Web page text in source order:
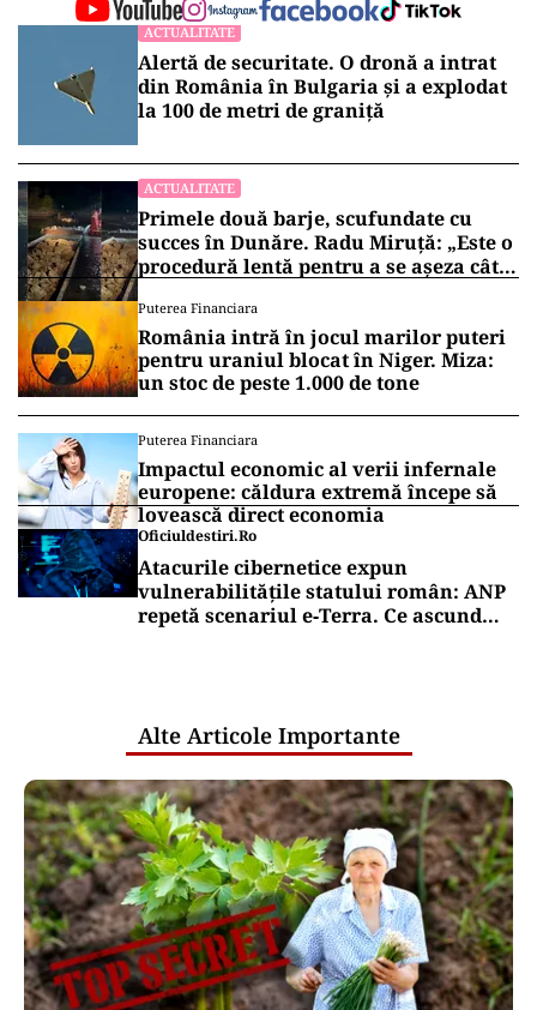
ACTUALITATE
Alertă de securitate. O dronă a intrat
din România în Bulgaria şi a explodat
la 100 de metri de graniţă
ACTUALITATE
Primele două barje, scufundate cu
succes în Dunăre. Radu Miruță: „Este o
procedură lentă pentru a se așeza cât
Puterea Financiara
România intră în jocul marilor puteri
pentru uraniul blocat în Niger. Miza:
un stoc de peste 1.000 de tone
Puterea Financiara
Impactul economic al verii infernale
europene: căldura extremă începe să
lovească direct economia
Oficiuldestiri.ro
Atacurile cibernetice expun
vulnerabilitățile statului român: ANP
repetă scenariul e‑Terra. Ce ascund
Alte Articole Importante